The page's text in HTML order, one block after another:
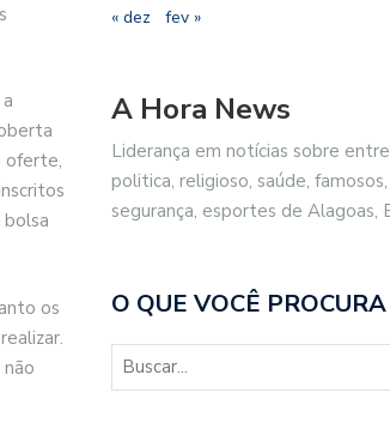
oferte,
os
« dez fev »
A Hora News
Liderança em notícias sobre
politica, religioso, saúde,
segurança, esportes de Alagoas,
O QUE VOCÊ